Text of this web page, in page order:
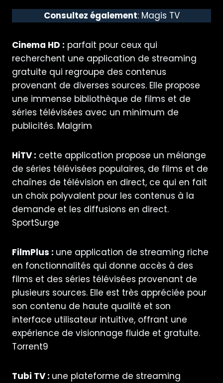
Consultez également: Magis TV
Cinema HD : parfait pour ceux qui
recherchent une application de streaming
gratuite qui regroupe des contenus
provenant de diverses sources. Elle propose
une immense bibliothèque de films et de
séries télévisées avec un minimum de
publicités. Malgrim
HiTV : cette application propose un mélange
de séries télévisées populaires, de films et de
chaînes de télévision en direct, ce qui en fait
un choix polyvalent pour les contenus à la
demande et les diffusions en direct.
SportSurge
FilmPlus : une application de streaming riche
en fonctionnalités qui donne accès à des
films et des séries télévisées provenant de
plusieurs sources. Elle est très appréciée pour
son contenu de haute qualité et son
interface utilisateur intuitive, offrant une
expérience de visionnage fluide et gratuite.
Torrent9
Tubi TV : une plateforme de streaming